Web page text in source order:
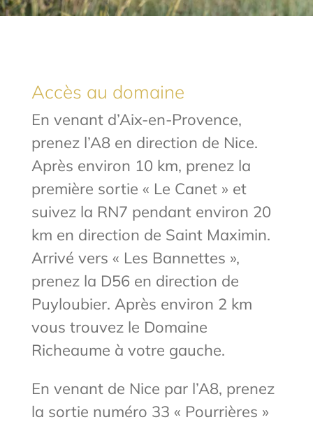
Accès au domaine
En venant d’Aix-en-Provence,
prenez l’A8 en direction de Nice.
Après environ 10 km, prenez la
première sortie « Le Canet » et
suivez la RN7 pendant environ 20
km en direction de Saint Maximin.
Arrivé vers « Les Bannettes »,
prenez la D56 en direction de
Puyloubier. Après environ 2 km
vous trouvez le Domaine
Richeaume à votre gauche.
En venant de Nice par l’A8, prenez
la sortie numéro 33 « Pourrières »